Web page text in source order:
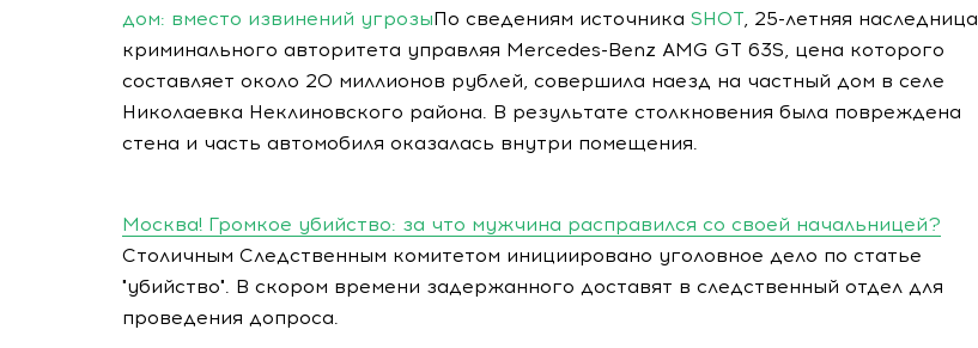
дом: вместо извинений угрозыПо сведениям источника SHOT, 25-летняя наследница
криминального авторитета управляя Mercedes-Benz AMG GT 63S, цена которого
составляет около 20 миллионов рублей, совершила наезд на частный дом в селе
Николаевка Неклиновского района. В результате столкновения была повреждена
стена и часть автомобиля оказалась внутри помещения.
Москва! Громкое убийство: за что мужчина расправился со своей начальницей?
Столичным Следственным комитетом инициировано уголовное дело по статье
"убийство". В скором времени задержанного доставят в следственный отдел для
проведения допроса.